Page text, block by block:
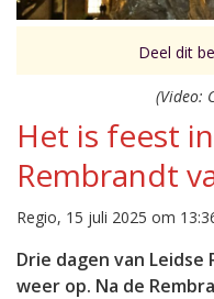
Deel dit
(Video:
Het is feest
Rembrandt
Regio, 15 juli 2025 om
Drie dagen van
weer op. Na de